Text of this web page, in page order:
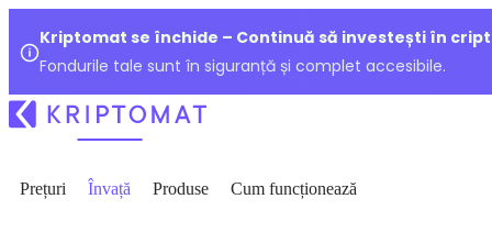
Kriptomat se închide – Continuă să investești în
Fondurile tale sunt în siguranță și complet accesibile.
Prețuri Învață Produse Cum funcționează